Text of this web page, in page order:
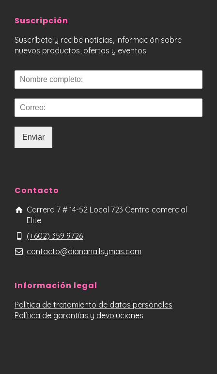
Suscripción
Suscríbete y recibe noticias, información sobre
nuevos productos, ofertas y eventos.
Enviar
Contacto
Carrera 7 # 14-52 Local 723 Centro comercial
Elite
(+602) 359 9726
contacto@diananailsymas.com
Información legal
Política de tratamiento de datos personales
Política de garantías y devoluciones